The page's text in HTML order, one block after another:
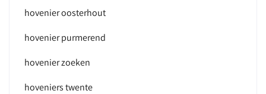
hovenier oosterhout
hovenier purmerend
hovenier zoeken
hoveniers twente